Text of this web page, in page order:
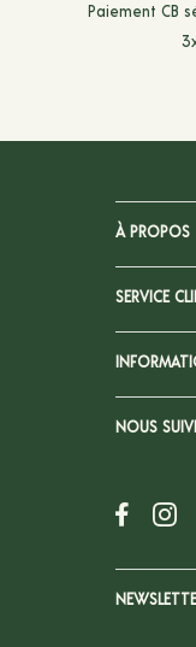
Paiement CB
À PROPOS
SERVICE
NOUS